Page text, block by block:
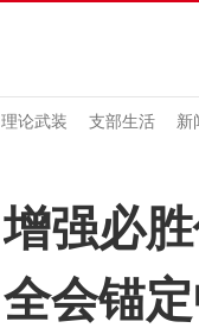
理论武装 支部生活 新
增强必
全会锚